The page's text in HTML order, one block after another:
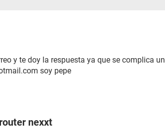
y te doy la respuesta ya que se complica un
soy pepe
nexxt